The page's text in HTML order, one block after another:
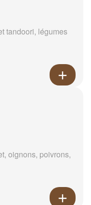
tandoori, légumes
oignons, poivrons,